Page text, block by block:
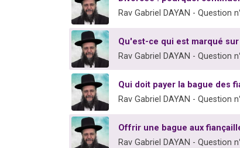
Rav Gabriel DAYAN - Question
Qu'est-ce qui est marqué sur
Rav Gabriel DAYAN - Question
Qui doit payer la bague des
Rav Gabriel DAYAN - Question
Offrir une bague aux
Rav Gabriel DAYAN - Question